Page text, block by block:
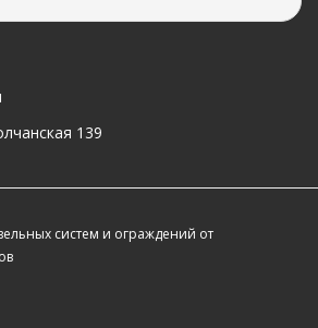
139
систем и ограждений от